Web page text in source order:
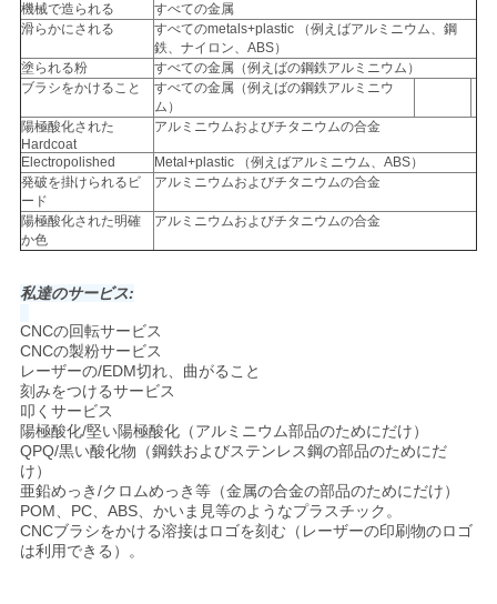
求
め
て
く
だ
さ
い
サ
イ
ト
マ
ッ
機械で造られる
すべての金属
滑らかにされる
すべてのmetals+plastic （例えばアルミニウム、鋼
鉄、ナイロン、ABS）
塗られる粉
すべての金属（例えばの鋼鉄アルミニウム）
ブラシをかけること
すべての金属（例えばの鋼鉄アルミニウ
ム）
陽極酸化された
Hardcoat
アルミニウムおよびチタニウムの合金
Electropolished
Metal+plastic （例えばアルミニウム、ABS）
発破を掛けられるビ
ード
アルミニウムおよびチタニウムの合金
陽極酸化された明確
か色
アルミニウムおよびチタニウムの合金
私達のサービス:
CNCの回転サービス
CNCの製粉サービス
レーザーの/EDM切れ、曲がること
刻みをつけるサービス
叩くサービス
陽極酸化/堅い陽極酸化（アルミニウム部品のためにだけ）
QPQ/黒い酸化物（鋼鉄およびステンレス鋼の部品のためにだ
け）
亜鉛めっき/クロムめっき等（金属の合金の部品のためにだけ）
POM、PC、ABS、かいま見等のようなプラスチック。
CNCブラシをかける溶接はロゴを刻む（レーザーの印刷物のロゴ
は利用できる）。